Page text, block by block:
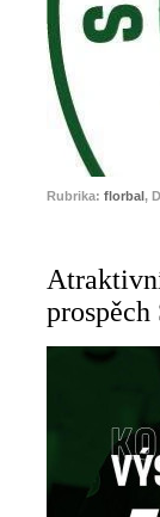
Rubrika: florbal,
prospěch